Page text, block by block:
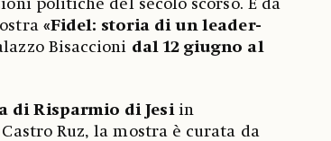
politiche del secolo scorso. È da
«Fidel: storia di un leader-
Bisaccioni dal 12 giugno al
di Risparmio di Jesiin
Ruz, la mostra è curata da